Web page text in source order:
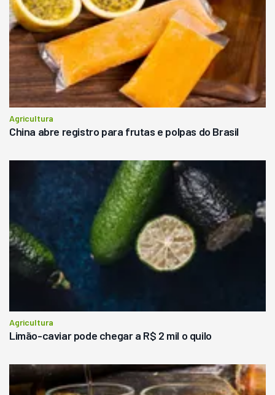
Agricultura
China abre registro para frutas e polpas do Brasil
Agricultura
Limão-caviar pode chegar a R$ 2 mil o quilo